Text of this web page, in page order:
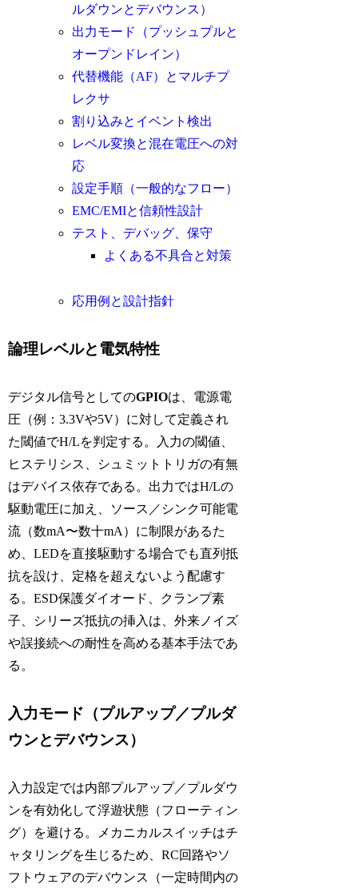
ルダウンとデバウンス）
出力モード（プッシュプルと
オープンドレイン）
代替機能（AF）とマルチプ
レクサ
割り込みとイベント検出
レベル変換と混在電圧への対
応
設定手順（一般的なフロー）
EMC/EMIと信頼性設計
テスト、デバッグ、保守
よくある不具合と対策
応用例と設計指針
論理レベルと電気特性
デジタル信号としてのGPIOは、電源電
圧（例：3.3Vや5V）に対して定義され
た閾値でH/Lを判定する。入力の閾値、
ヒステリシス、シュミットトリガの有無
はデバイス依存である。出力ではH/Lの
駆動電圧に加え、ソース／シンク可能電
流（数mA〜数十mA）に制限があるた
め、LEDを直接駆動する場合でも直列抵
抗を設け、定格を超えないよう配慮す
る。ESD保護ダイオード、クランプ素
子、シリーズ抵抗の挿入は、外来ノイズ
や誤接続への耐性を高める基本手法であ
る。
入力モード（プルアップ／プルダ
ウンとデバウンス）
入力設定では内部プルアップ／プルダウ
ンを有効化して浮遊状態（フローティン
グ）を避ける。メカニカルスイッチはチ
ャタリングを生じるため、RC回路やソ
フトウェアのデバウンス（一定時間内の